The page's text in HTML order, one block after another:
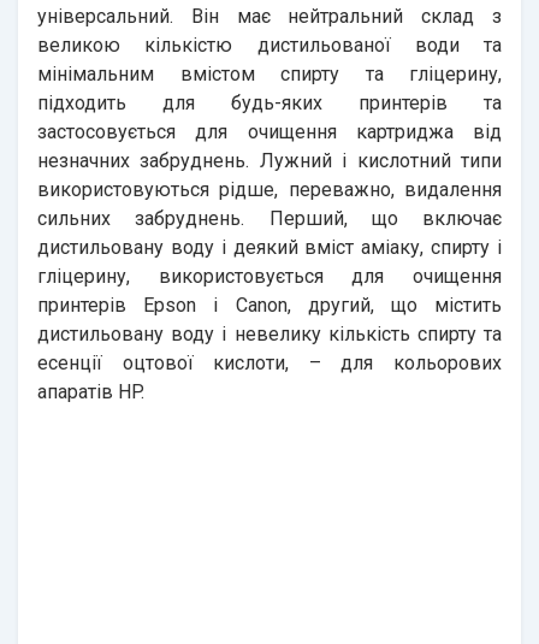
універсальний. Він має нейтральний склад з
великою кількістю дистильованої води та
мінімальним вмістом спирту та гліцерину,
підходить для будь-яких принтерів та
застосовується для очищення картриджа від
незначних забруднень. Лужний і кислотний типи
використовуються рідше, переважно, видалення
сильних забруднень. Перший, що включає
дистильовану воду і деякий вміст аміаку, спирту і
гліцерину, використовується для очищення
принтерів Epson і Canon, другий, що містить
дистильовану воду і невелику кількість спирту та
есенції оцтової кислоти, – для кольорових
апаратів HP.